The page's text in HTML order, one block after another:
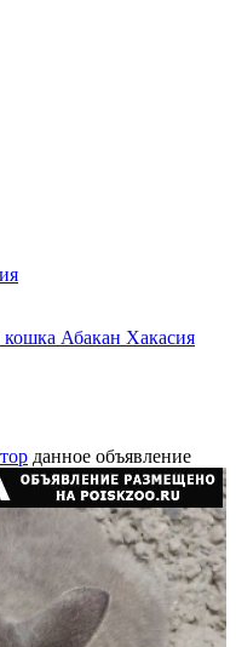
Абакан Хакасия
данное объявление